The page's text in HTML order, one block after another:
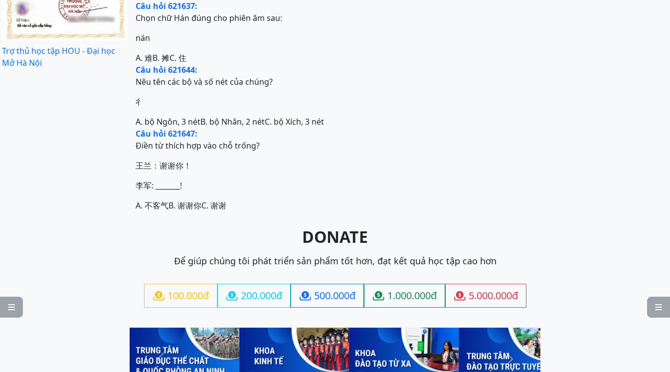


Trợ thủ học tập HOU - Đại học
Mở Hà Nội
Câu hỏi 621637:
Chọn chữ Hán đúng cho phiên âm sau:
nán
A. 难B. 摊C. 住
Câu hỏi 621644:
Nêu tên các bộ và số nét của chúng?
彳
A. bộ Ngôn, 3 nétB. bộ Nhân, 2 nétC. bộ Xích, 3 nét
Câu hỏi 621647:
Điền từ thích hợp vào chỗ trống?
王兰：谢谢你！
李军: _______!
A. 不客气B. 谢谢你C. 谢谢
DONATE
Để giúp chúng tôi phát triển sản phẩm tốt hơn, đạt kết quả học tập cao hơn
 100.000đ  200.000đ  500.000đ  1.000.000đ  5.000.000đ
Previous Next